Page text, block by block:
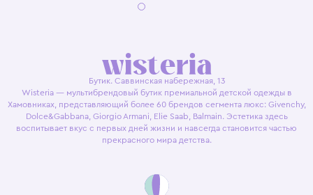
Бутик. Саввинская набережная, 13
Wisteria — мультибрендовый бутик премиальной детской одежды в
Хамовниках, представляющий более 60 брендов сегмента люкс: Givenchy,
Dolce&Gabbana, Giorgio Armani, Elie Saab, Balmain. Эстетика здесь
воспитывает вкус с первых дней жизни и навсегда становится частью
прекрасного мира детства.